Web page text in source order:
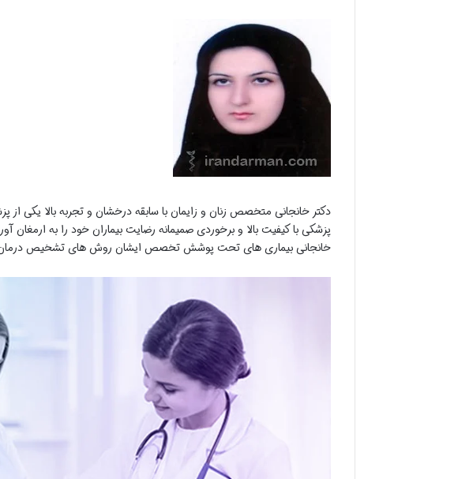
دکتر خانجانی متخصص زنان و زایمان با سابقه درخشان و تجربه بالا یکی
پزشکی با کیفیت بالا و برخوردی صمیمانه رضایت بیماران خود را به ارمغان
خانجانی بیماری های تحت پوشش تخصص ایشان روش های تشخیص درمان و